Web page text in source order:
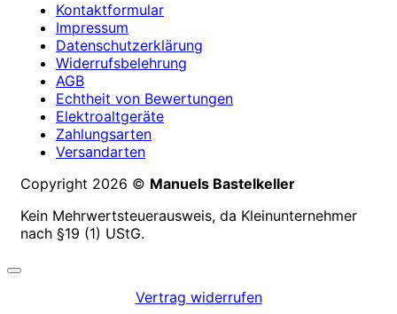
Kontaktformular
Impressum
Datenschutzerklärung
Widerrufsbelehrung
AGB
Echtheit von Bewertungen
Elektroaltgeräte
Zahlungsarten
Versandarten
Copyright 2026 © Manuels Bastelkeller
Kein Mehrwertsteuerausweis, da Kleinunternehmer
nach §19 (1) UStG.
Vertrag widerrufen